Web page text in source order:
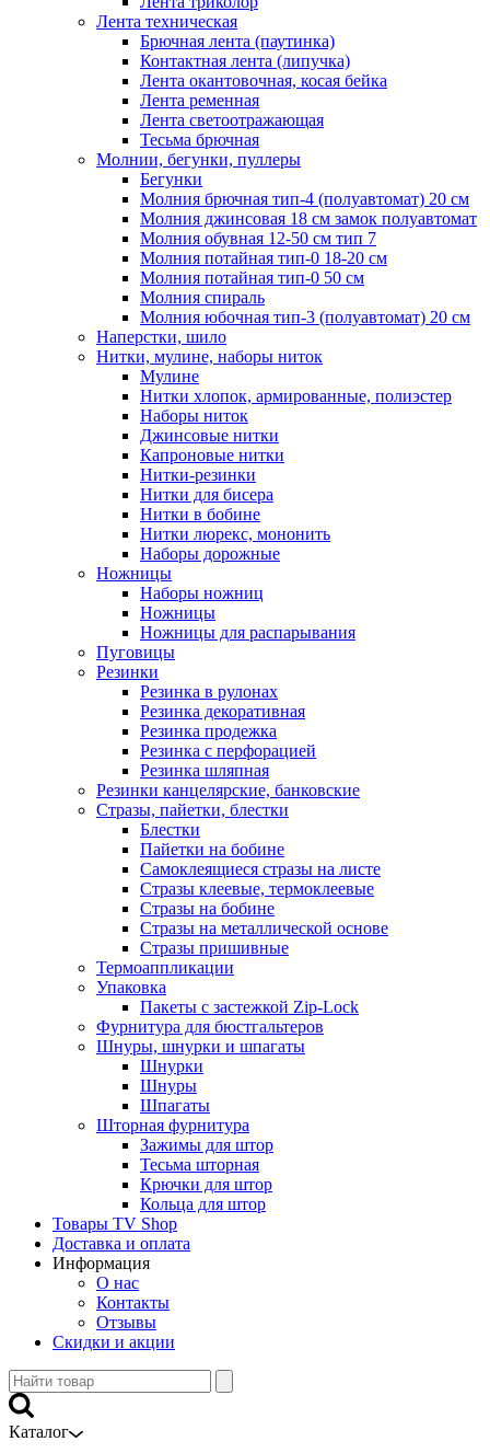
Лента техническая
Брючная лента (паутинка)
Контактная лента (липучка)
Лента окантовочная, косая бейка
Лента ременная
Лента светоотражающая
Тесьма брючная
Молнии, бегунки, пуллеры
Бегунки
Молния брючная тип-4 (полуавтомат) 20 см
Молния джинсовая 18 см замок полуавтомат
Молния обувная 12-50 см тип 7
Молния потайная тип-0 18-20 см
Молния потайная тип-0 50 см
Молния спираль
Молния юбочная тип-3 (полуавтомат) 20 см
Наперстки, шило
Нитки, мулине, наборы ниток
Мулине
Нитки хлопок, армированные, полиэстер
Наборы ниток
Джинсовые нитки
Капроновые нитки
Нитки-резинки
Нитки для бисера
Нитки в бобине
Нитки люрекс, мононить
Наборы дорожные
Ножницы
Наборы ножниц
Ножницы
Ножницы для распарывания
Пуговицы
Резинки
Резинка в рулонах
Резинка декоративная
Резинка продежка
Резинка с перфорацией
Резинка шляпная
Резинки канцелярские, банковские
Стразы, пайетки, блестки
Блестки
Пайетки на бобине
Самоклеящиеся стразы на листе
Стразы клеевые, термоклеевые
Стразы на бобине
Стразы на металлической основе
Стразы пришивные
Термоаппликации
Упаковка
Пакеты с застежкой Zip-Lock
Фурнитура для бюстгальтеров
Шнуры, шнурки и шпагаты
Шнурки
Шнуры
Шпагаты
Шторная фурнитура
Зажимы для штор
Тесьма шторная
Крючки для штор
Кольца для штор
Товары TV Shop
Доставка и оплата
Информация
О нас
Контакты
Отзывы
Скидки и акции
Каталог